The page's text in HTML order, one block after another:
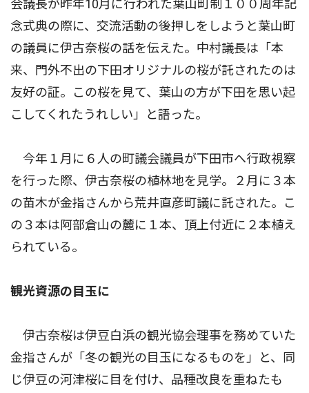
会議長が昨年10月に行われた葉山町制１００周年記
念式典の際に、交流活動の後押しをしようと葉山町
の議員に伊古奈桜の話を伝えた。中村議長は「本
来、門外不出の下田オリジナルの桜が託されたのは
友好の証。この桜を見て、葉山の方が下田を思い起
こしてくれたうれしい」と語った。
今年１月に６人の町議会議員が下田市へ行政視察
を行った際、伊古奈桜の植林地を見学。２月に３本
の苗木が金指さんから荒井直彦町議に託された。こ
の３本は阿部倉山の麓に１本、頂上付近に２本植え
られている。
観光資源の目玉に
伊古奈桜は伊豆白浜の観光協会理事を務めていた
金指さんが「冬の観光の目玉になるものを」と、同
じ伊豆の河津桜に目を付け、品種改良を重ねたも